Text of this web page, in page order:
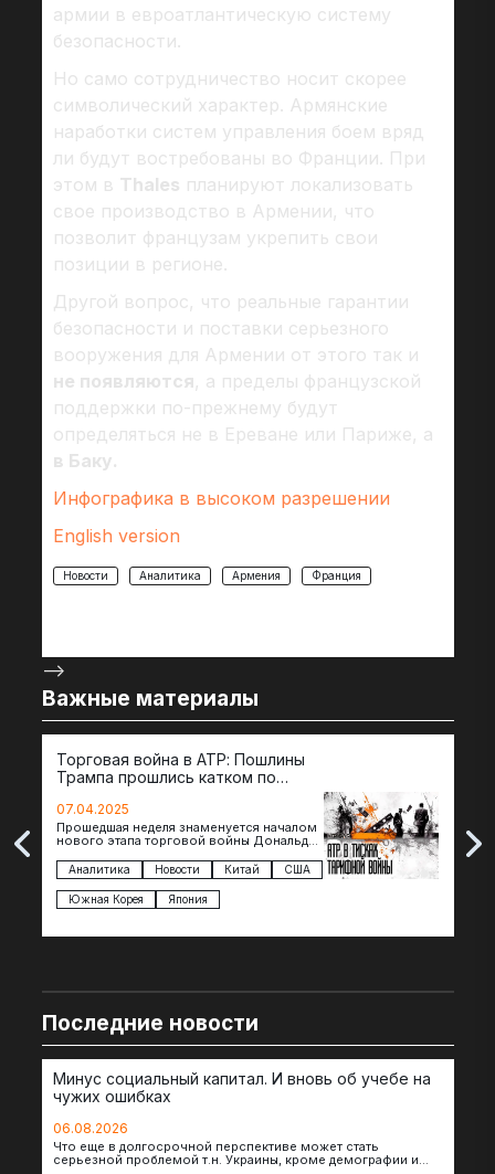
армии в евроатлантическую систему
безопасности.
Но само сотрудничество носит скорее
символический характер. Армянские
наработки систем управления боем вряд
ли будут востребованы во Франции. При
этом в Thales планируют локализовать
свое производство в Армении, что
позволит французам укрепить свои
позиции в регионе.
Другой вопрос, что реальные гарантии
безопасности и поставки серьезного
вооружения для Армении от этого так и
не появляются, а пределы французской
поддержки по-прежнему будут
определяться не в Ереване или Париже, а
в Баку.
Инфографика в высоком разрешении
English version
Новости Аналитика Армения Франция
-->
Важные материалы
Торговая война в АТР: Пошлины
Трампа прошлись катком по
07.04.2025
Прошедшая неделя знаменуется началом
нового этапа торговой войны Дональда
импорта из более 100 стран…
Аналитика Новости Китай США
Южная Корея Япония
The
Последние новости
Минус социальный капитал. И вновь об учебе на
чужих ошибках
06.08.2026
Что еще в долгосрочной перспективе может стать
серьезной проблемой т.н. Украины, кроме демографии и